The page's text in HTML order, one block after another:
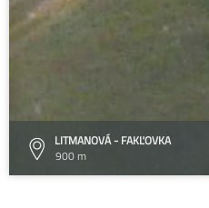
LITMANOVÁ - FAKĽOVKA
900 m